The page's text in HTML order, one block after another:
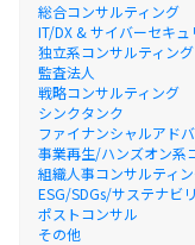
総合コンサルティング
IT/DX & サイバーセキ
独立系コンサルティング
監査法人
戦略コンサルティング
シンクタンク
ファイナンシャルアド
事業再生/ハンズオン系
組織人事コンサルティ
ESG/SDGs/サステナビ
ポストコンサル
その他